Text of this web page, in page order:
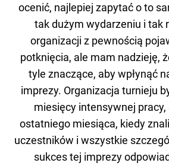
ocenić, najlepiej zapytać o to
tak dużym wydarzeniu i tak
organizacji z pewnością
potknięcia, ale mam nadzieję,
tyle znaczące, aby wpłynąć
imprezy. Organizacja turnieju
miesięcy intensywnej pracy,
ostatniego miesiąca, kiedy
uczestników i wszystkie
sukces tej imprezy